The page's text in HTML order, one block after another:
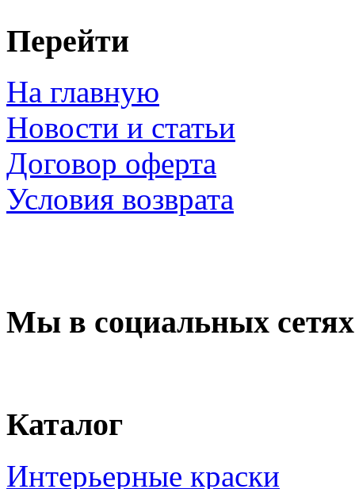
Перейти
На главную
Новости и статьи
Договор оферта
Условия возврата
Мы в социальных сетях
Каталог
Интерьерные краски